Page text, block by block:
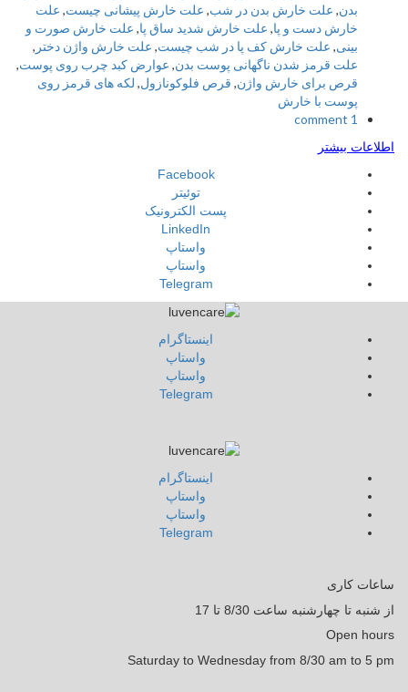
بدن, علت خارش بدن در شب, علت خارش پیشانی چیست, علت
خارش دست و پا, علت خارش شدید ساق پا, علت خارش صورت و
بینی, علت خارش کف پا در شب چیست, علت خارش واژن دختر ,
علت قرمز شدن ناگهانی پوست بدن, عوارض کبد چرب روی پوست,
قرص برای خارش واژن, قرص فلوکونازول, لکه های قرمز روی
پوست با خارش
1 comment
اطلاعات بیشتر
Facebook
توئیتر
پست الکترونیک
LinkedIn
واستاپ
واستاپ
Telegram
اينستاگرام
واستاپ
واستاپ
Telegram
اينستاگرام
واستاپ
واستاپ
Telegram
ساعات کاری
از شنبه تا چهارشنبه ساعت 8/30 تا 17
Open hours
Saturday to Wednesday from 8/30 am to 5 pm